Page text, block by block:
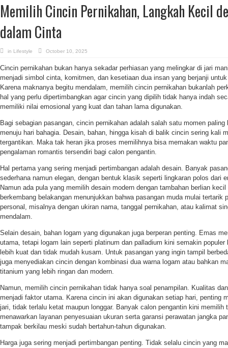
Memilih Cincin Pernikahan, Langkah Kecil
dalam Cinta
in Lifestyle October 10, 2025
Cincin pernikahan bukan hanya sekadar perhiasan yang melingkar di jari
menjadi simbol cinta, komitmen, dan kesetiaan dua insan yang berjanji
Karena maknanya begitu mendalam, memilih cincin pernikahan bukanlah
hal yang perlu dipertimbangkan agar cincin yang dipilih tidak hanya indah
memiliki nilai emosional yang kuat dan tahan lama digunakan.
Bagi sebagian pasangan, cincin pernikahan adalah salah satu momen paling
menuju hari bahagia. Desain, bahan, hingga kisah di balik cincin sering kali
tergantikan. Maka tak heran jika proses memilihnya bisa memakan waktu
pengalaman romantis tersendiri bagi calon pengantin.
Hal pertama yang sering menjadi pertimbangan adalah desain. Banyak
sederhana namun elegan, dengan bentuk klasik seperti lingkaran polos dari
Namun ada pula yang memilih desain modern dengan tambahan berlian
berkembang belakangan menunjukkan bahwa pasangan muda mulai tertarik
personal, misalnya dengan ukiran nama, tanggal pernikahan, atau kalimat
mendalam.
Selain desain, bahan logam yang digunakan juga berperan penting. Emas
utama, tetapi logam lain seperti platinum dan palladium kini semakin populer
lebih kuat dan tidak mudah kusam. Untuk pasangan yang ingin tampil
juga menyediakan cincin dengan kombinasi dua warna logam atau bahkan
titanium yang lebih ringan dan modern.
Namun, memilih cincin pernikahan tidak hanya soal penampilan. Kualitas
menjadi faktor utama. Karena cincin ini akan digunakan setiap hari, penting
jari, tidak terlalu ketat maupun longgar. Banyak calon pengantin kini memilih
menawarkan layanan penyesuaian ukuran serta garansi perawatan jangka
tampak berkilau meski sudah bertahun-tahun digunakan.
Harga juga sering menjadi pertimbangan penting. Tidak selalu cincin yang